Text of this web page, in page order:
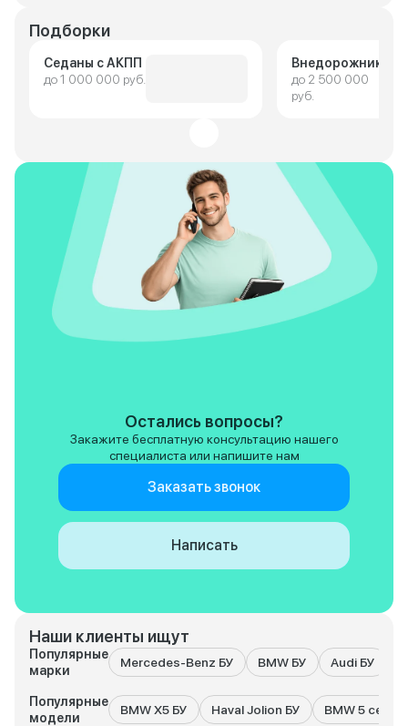
Подборки
Седаны с АКПП
до 1 000 000 руб.
Внедорожники
до 2 500 000
руб.
Остались вопросы?
Закажите бесплатную консультацию нашего
специалиста или напишите нам
Заказать звонок
Написать
Наши клиенты ищут
Популярные
марки
Mercedes-Benz БУ BMW БУ Audi БУ
Популярные
модели
BMW X5 БУ Haval Jolion БУ BMW 5 серия